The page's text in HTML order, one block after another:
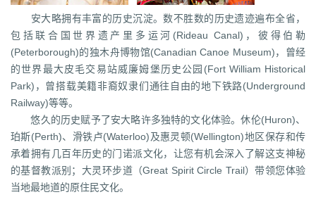
安大略拥有丰富的历史沉淀。数不胜数的历史遗迹遍布全省，
包括联合国世界遗产里多运河(Rideau Canal)，彼得伯勒
(Peterborough)的独木舟博物馆(Canadian Canoe Museum)，曾经
的世界最大皮毛交易站威廉姆堡历史公园(Fort William Historical
Park)，曾搭载美籍非裔奴隶们通往自由的地下铁路(Underground
Railway)等等。
悠久的历史赋予了安大略许多独特的文化体验。休伦(Huron)、
珀斯(Perth)、滑铁卢(Waterloo)及惠灵顿(Wellington)地区保存和传
承着拥有几百年历史的门诺派文化，让您有机会深入了解这支神秘
的基督教派别；大灵环步道（Great Spirit Circle Trail）带领您体验
当地最地道的原住民文化。